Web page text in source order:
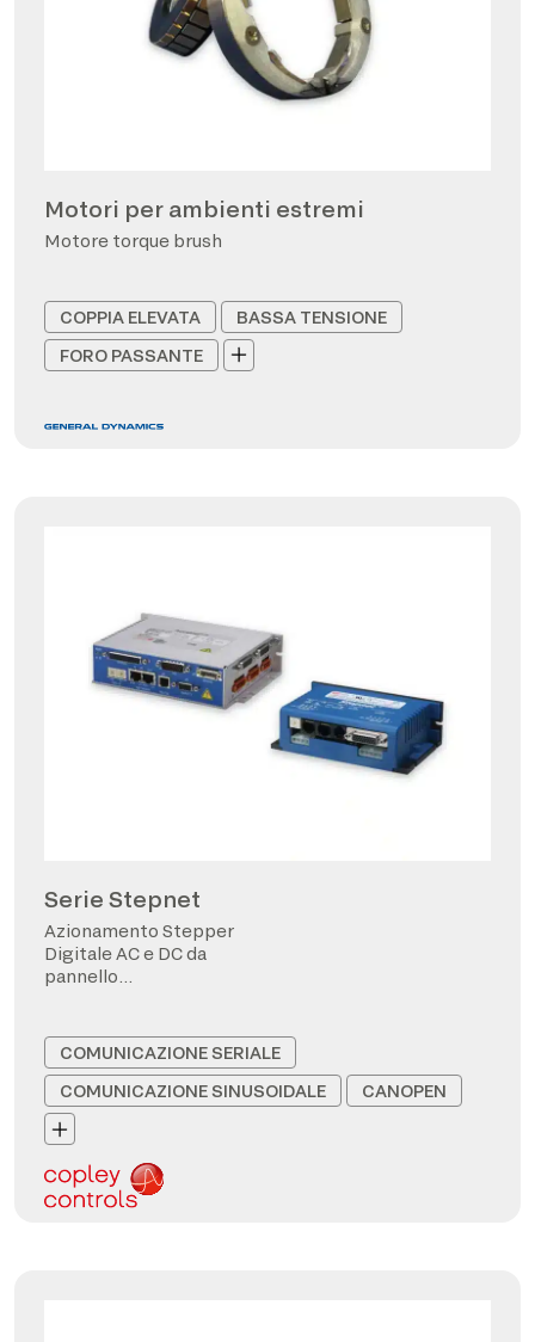
Motori per ambienti estremi
Motore torque brush
COPPIA ELEVATA
BASSA TENSIONE
FORO PASSANTE
Serie Stepnet
Azionamento Stepper
Digitale AC e DC da
pannello
COMUNICAZIONE SERIALE
COMUNICAZIONE SINUSOIDALE
CANOPEN